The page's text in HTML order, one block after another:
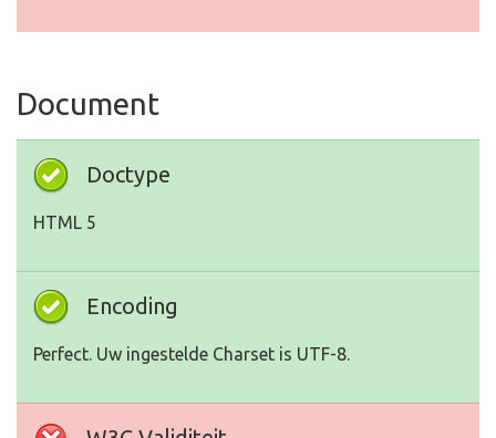
Document
Doctype
HTML 5
Encoding
Perfect. Uw ingestelde Charset is UTF-8.